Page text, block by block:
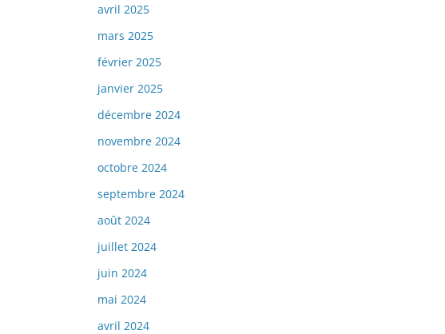
avril 2025
mars 2025
février 2025
janvier 2025
décembre 2024
novembre 2024
octobre 2024
septembre 2024
août 2024
juillet 2024
juin 2024
mai 2024
avril 2024